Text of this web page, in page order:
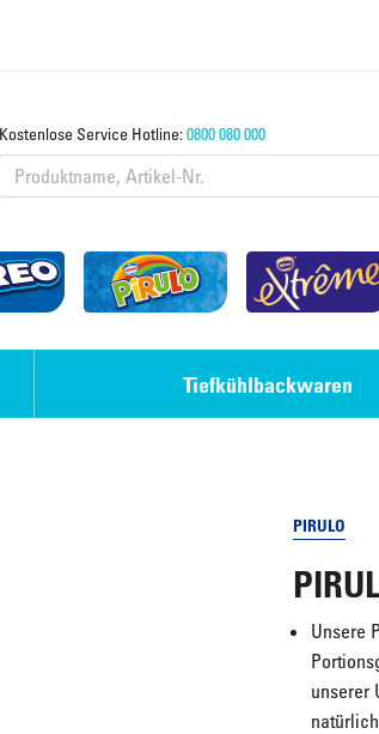
Kostenlose Service Hotline:0800 080 000
Tiefkühlbackwaren
Brot, Körberl &
PIRULO
Unsere
unserer